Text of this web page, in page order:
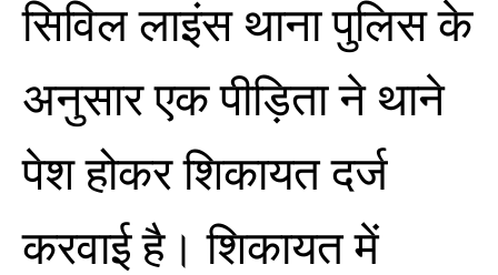
सिविल लाइंस थाना पुलिस के
अनुसार एक पीड़िता ने थाने
पेश होकर शिकायत दर्ज
करवाई है। शिकायत में